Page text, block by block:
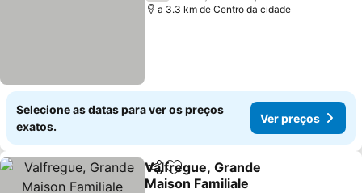
a 3.3 km de Centro da cidade
Selecione as datas para ver os preços
exatos.
Ver preços
PartilharAdicionar aos favoritos
Valfregue, Grande
Maison Familiale